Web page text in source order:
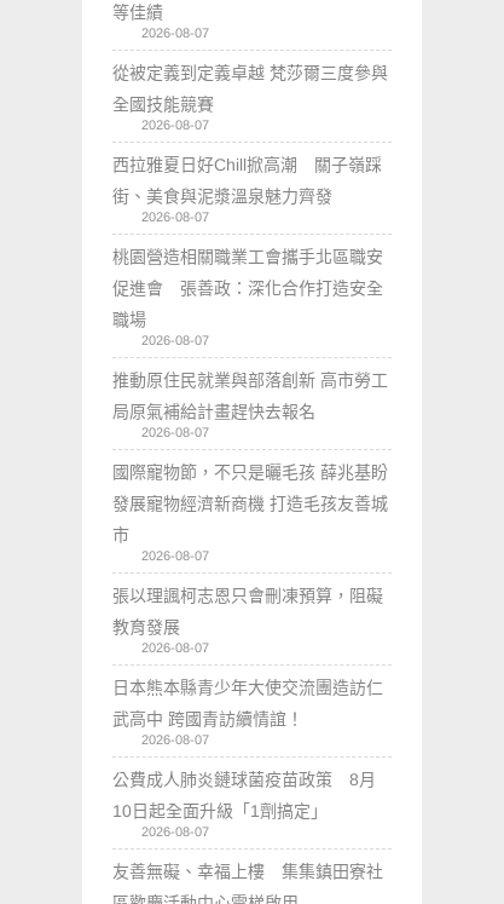
等佳績
2026-08-07
從被定義到定義卓越 梵莎爾三度參與
全國技能競賽
2026-08-07
西拉雅夏日好Chill掀高潮 關子嶺踩
街、美食與泥漿溫泉魅力齊發
2026-08-07
桃園營造相關職業工會攜手北區職安
促進會 張善政：深化合作打造安全
職場
2026-08-07
推動原住民就業與部落創新 高市勞工
局原氣補給計畫趕快去報名
2026-08-07
國際寵物節，不只是曬毛孩 薛兆基盼
發展寵物經濟新商機 打造毛孩友善城
市
2026-08-07
張以理諷柯志恩只會刪凍預算，阻礙
教育發展
2026-08-07
日本熊本縣青少年大使交流團造訪仁
武高中 跨國青訪續情誼！
2026-08-07
公費成人肺炎鏈球菌疫苗政策 8月
10日起全面升級「1劑搞定」
2026-08-07
友善無礙、幸福上樓 集集鎮田寮社